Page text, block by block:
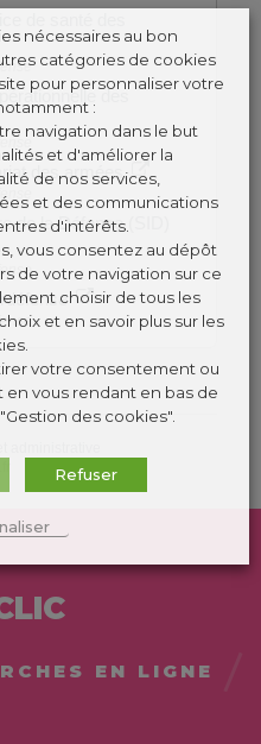
des
des armées
de la Défense (SID)
EN LIGNE
nécessaires au bon
catégories de cookies
pour personnaliser votre
:
navigation dans le but
et d'améliorer la
de nos services,
et des communications
d'intérêts.
vous consentez au dépôt
de votre navigation sur ce
choisir de tous les
et en savoir plus sur les
votre consentement ou
vous rendant en bas de
des cookies".
Refuser